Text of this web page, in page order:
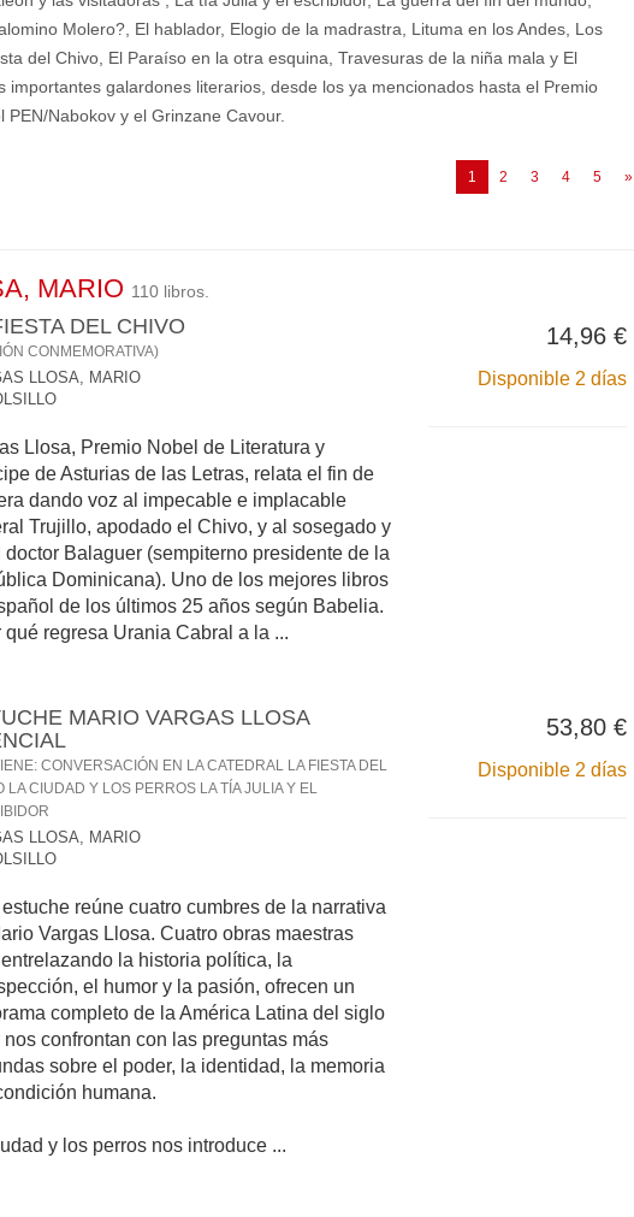
Molero?, El hablador, Elogio de la madrastra, Lituma en los Andes, Los
del Chivo, El Paraíso en la otra esquina, Travesuras de la niña mala y El
importantes galardones literarios, desde los ya mencionados hasta el Premio
Nabokov y el Grinzane Cavour.
1 (current)
2 3 4 5 »
MARIO 110 libros.
DEL CHIVO
CONMEMORATIVA)
LLOSA, MARIO
Llosa, Premio Nobel de Literatura y
de Asturias de las Letras, relata el fin de
dando voz al impecable e implacable
Trujillo, apodado el Chivo, y al sosegado y
doctor Balaguer (sempiterno presidente de la
Dominicana). Uno de los mejores libros
de los últimos 25 años según Babelia.
qué regresa Urania Cabral a la ...
14,96 €
Disponible 2 días
MARIO VARGAS LLOSA
CONVERSACIÓN EN LA CATEDRAL LA FIESTA DEL
LA CIUDAD Y LOS PERROS LA TÍA JULIA Y EL
LLOSA, MARIO
estuche reúne cuatro cumbres de la narrativa
Vargas Llosa. Cuatro obras maestras
la historia política, la
el humor y la pasión, ofrecen un
completo de la América Latina del siglo
nos confrontan con las preguntas más
sobre el poder, la identidad, la memoria
humana.
y los perros nos introduce ...
53,80 €
Disponible 2 días